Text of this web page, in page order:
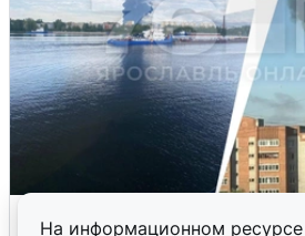
На информационном